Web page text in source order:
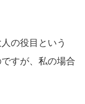
の役目という
すが、私の場合